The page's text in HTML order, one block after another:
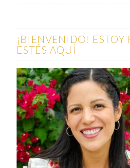
¡BIENVENIDO! ESTOY
ESTÉS AQUÍ